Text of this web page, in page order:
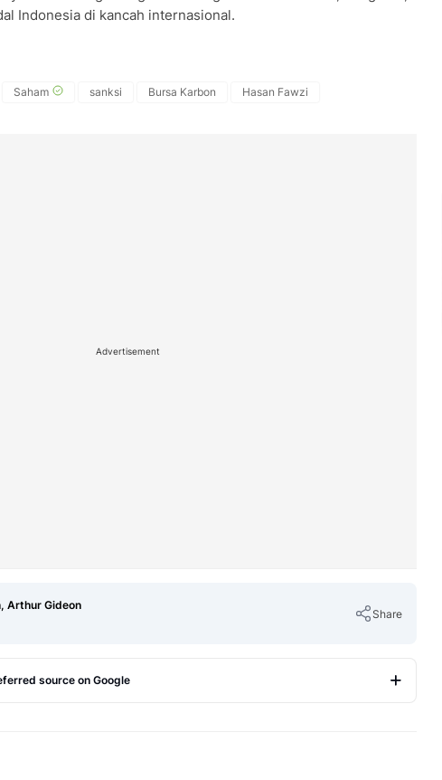
Indonesia di kancah internasional.
Saham sanksi Bursa Karbon Hasan Fawzi
Advertisement
Arthur Gideon
Share
source on Google